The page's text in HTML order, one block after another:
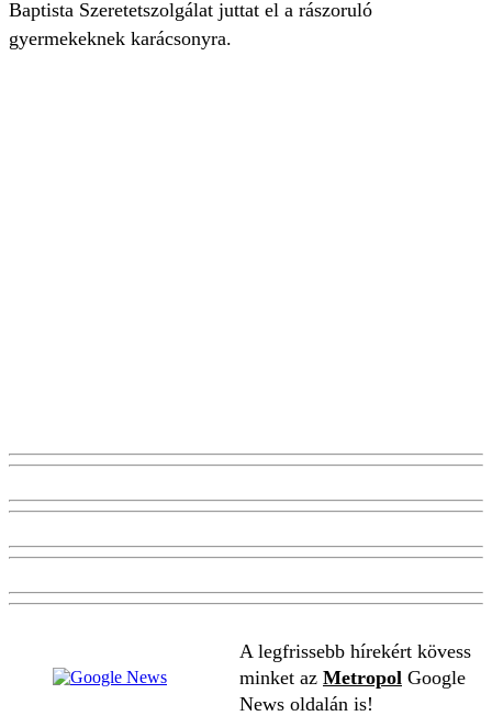
Baptista Szeretetszolgálat juttat el a rászoruló
gyermekeknek karácsonyra.
A legfrissebb hírekért kövess
minket az Metropol Google
News oldalán is!